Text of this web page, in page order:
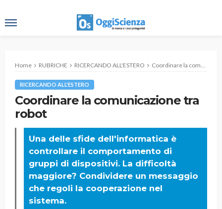
Home RUBRICHE RICERCANDO ALL'ESTERO Coordinare la comunicazione tra robot
RICERCANDO ALL'ESTERO
Coordinare la comunicazione tra
robot
Una delle sfide dell'informatica è
controllare il comportamento di
gruppi di dispositivi. La difficoltà
maggiore? Condividere un messaggio
che regoli la cooperazione nel
sistema.